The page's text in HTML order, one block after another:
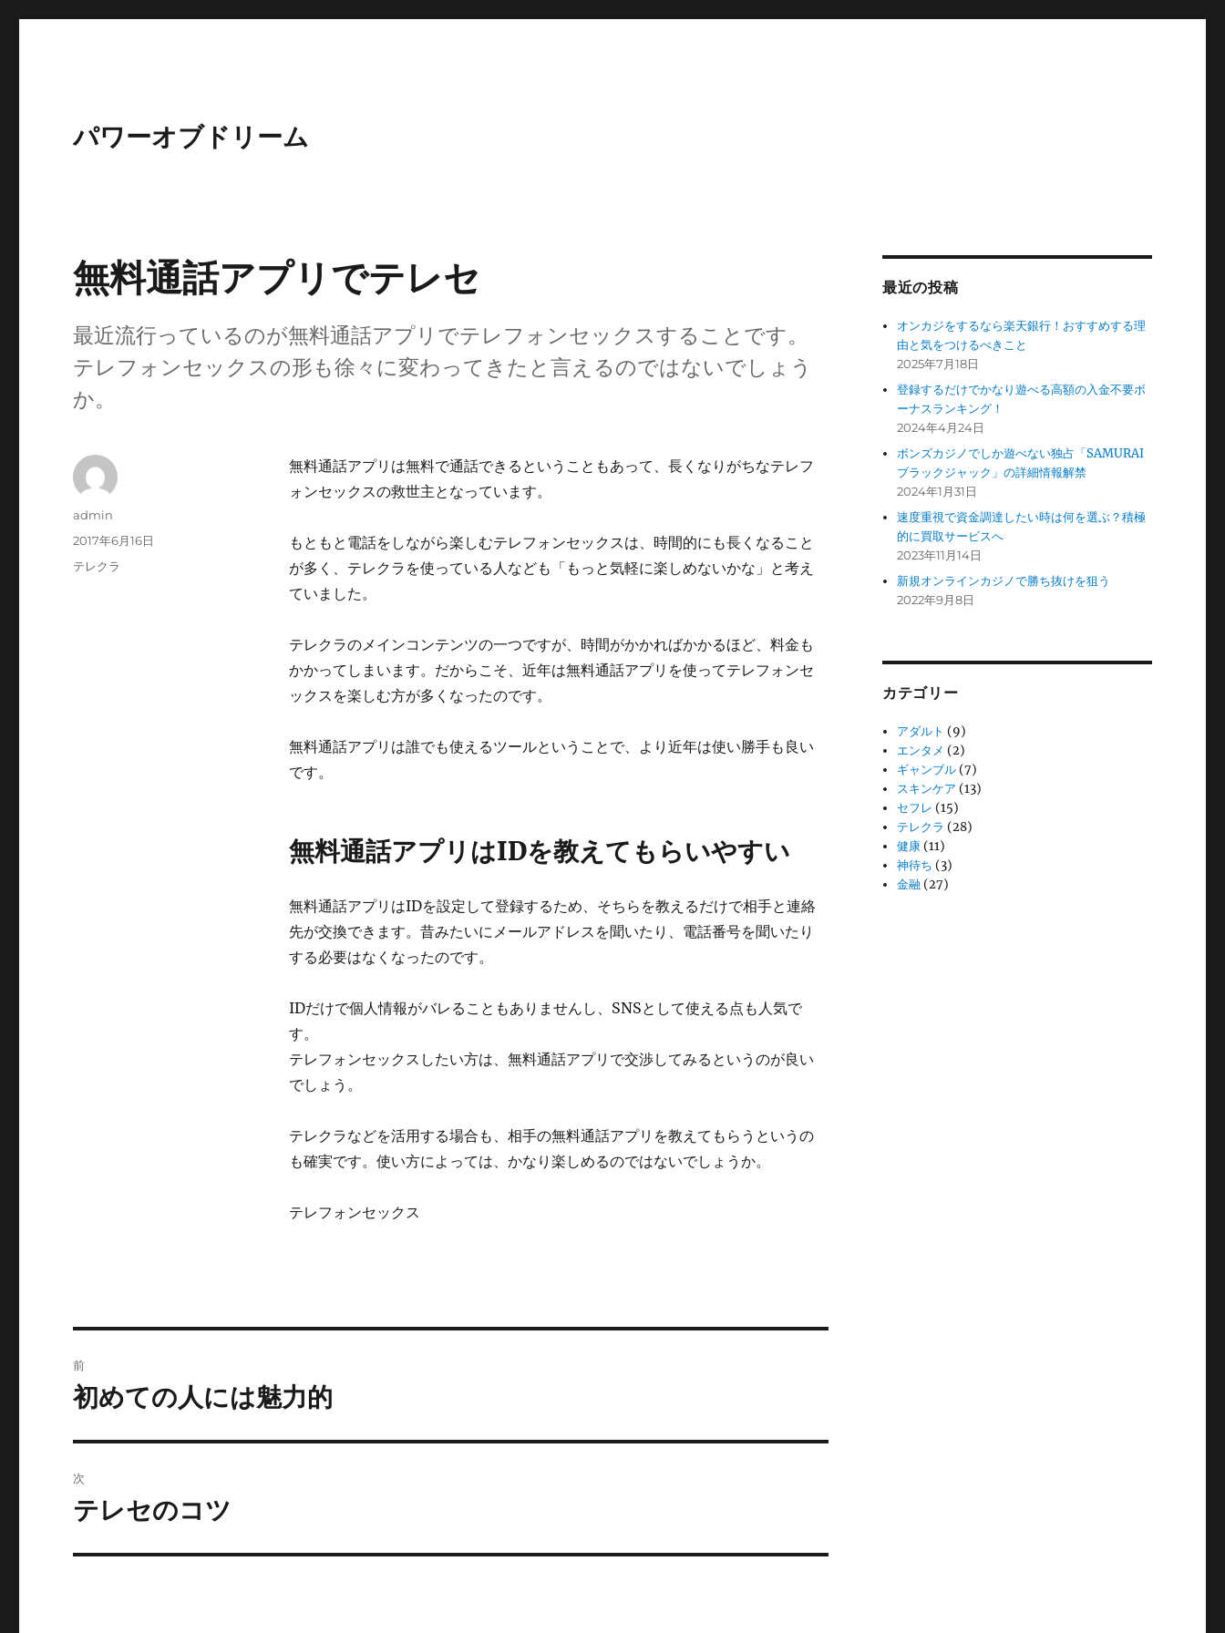
パワーオブドリーム
無料通話アプリでテレセ
最近流行っているのが無料通話アプリでテレフォンセックスすることです。
テレフォンセックスの形も徐々に変わってきたと言えるのではないでしょう
か。
無料通話アプリは無料で通話できるということもあって、長くなりがちなテレフ
ォンセックスの救世主となっています。
もともと電話をしながら楽しむテレフォンセックスは、時間的にも長くなること
が多く、テレクラを使っている人なども「もっと気軽に楽しめないかな」と考え
ていました。
テレクラのメインコンテンツの一つですが、時間がかかればかかるほど、料金も
かかってしまいます。だからこそ、近年は無料通話アプリを使ってテレフォンセ
ックスを楽しむ方が多くなったのです。
無料通話アプリは誰でも使えるツールということで、より近年は使い勝手も良い
です。
無料通話アプリはIDを教えてもらいやすい
無料通話アプリはIDを設定して登録するため、そちらを教えるだけで相手と連絡
先が交換できます。昔みたいにメールアドレスを聞いたり、電話番号を聞いたり
する必要はなくなったのです。
IDだけで個人情報がバレることもありませんし、SNSとして使える点も人気で
す。
テレフォンセックスしたい方は、無料通話アプリで交渉してみるというのが良い
でしょう。
テレクラなどを活用する場合も、相手の無料通話アプリを教えてもらうというの
も確実です。使い方によっては、かなり楽しめるのではないでしょうか。
テレフォンセックス
投
admin
投
2017年6月16日
カ
テレクラ
稿
ゲ
前
前
投
稿:
初めての人には魅力的
次
次
投
テレセのコツ
最近の投稿
オンカジをするなら楽天銀行！おすすめする理
由と気をつけるべきこと
2025年7月18日
登録するだけでかなり遊べる高額の入金不要ボ
ーナスランキング！
2024年4月24日
ボンズカジノでしか遊べない独占「SAMURAI
ブラックジャック」の詳細情報解禁
2024年1月31日
速度重視で資金調達したい時は何を選ぶ？積極
的に買取サービスへ
2023年11月14日
新規オンラインカジノで勝ち抜けを狙う
2022年9月8日
カテゴリー
アダルト (9)
エンタメ (2)
ギャンブル (7)
スキンケア (13)
セフレ (15)
テレクラ (28)
健康 (11)
神待ち (3)
金融 (27)